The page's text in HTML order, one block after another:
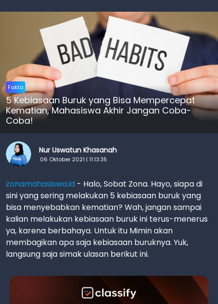
Fakta
5 Kebiasaan Buruk yang Bisa Mempercepat
Kematian, Mahasiswa Akhir Jangan Coba-
Coba!
Nur Uswatun Khasanah
06 Oktober 2021 | 11:13:35
zonamahasiswa.id - Halo, Sobat Zona. Hayo, siapa di
sini yang sering melakukan 5 kebiasaan buruk yang
bisa menyebabkan kematian? Wah, jangan sampai
kalian melakukan kebiasaan buruk ini terus-menerus
ya, karena berbahaya. Untuk itu Mimin akan
membagikan apa saja kebiasaan buruknya. Yuk,
langsung saja simak ulasan berikut ini.